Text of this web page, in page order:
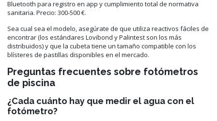
Bluetooth para registro en app y cumplimiento total de normativa
sanitaria. Precio: 300-500 €.
Sea cual sea el modelo, asegúrate de que utiliza reactivos fáciles de
encontrar (los estándares Lovibond y Palintest son los más
distribuidos) y que la cubeta tiene un tamaño compatible con los
blísteres de pastillas disponibles en el mercado.
Preguntas frecuentes sobre fotómetros
de piscina
¿Cada cuánto hay que medir el agua con el
fotómetro?